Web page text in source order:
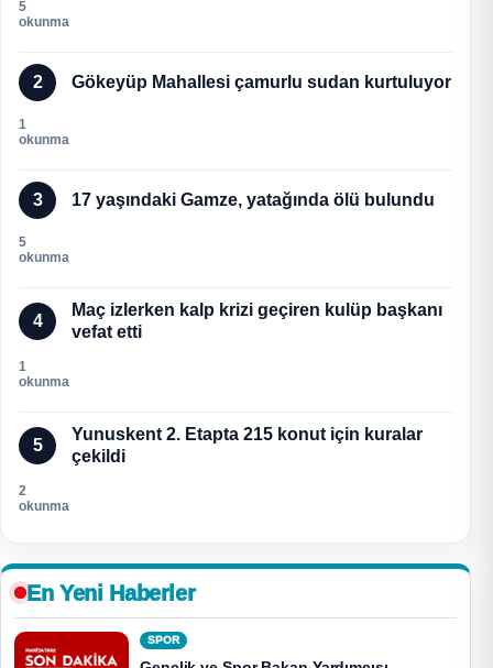
5
okunma
2 Gökeyüp Mahallesi çamurlu sudan kurtuluyor
1
okunma
3 17 yaşındaki Gamze, yatağında ölü bulundu
5
okunma
4
Maç izlerken kalp krizi geçiren kulüp başkanı
vefat etti
1
okunma
5
Yunuskent 2. Etapta 215 konut için kuralar
çekildi
2
okunma
En Yeni Haberler
SPOR